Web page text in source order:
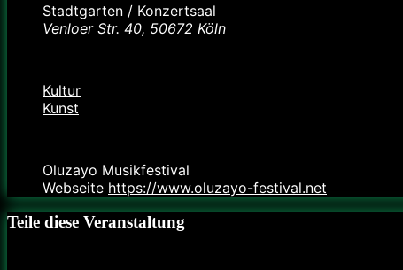
Stadtgarten / Konzertsaal
Venloer Str. 40, 50672 Köln
Kultur
Kunst
Oluzayo Musikfestival
Webseite https://www.oluzayo-festival.net
Teile diese Veranstaltung